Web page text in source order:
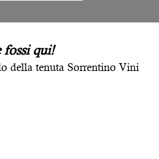
fossi qui!
della tenuta Sorrentino Vini